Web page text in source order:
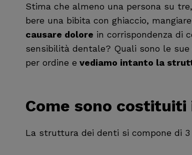
Stima che almeno una persona su
bere una bibita con ghiaccio,
causare dolore in corrispondenza di
sensibilità dentale? Quali sono le
per ordine e vediamo intanto la
Come sono
La struttura dei denti si compone di 3